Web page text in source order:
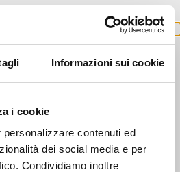
Informazioni sui cookie
i cookie
contenuti ed
dei social media e per
Condividiamo inoltre